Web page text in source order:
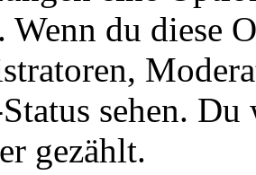
Wenn du diese
sehen.
gezählt.